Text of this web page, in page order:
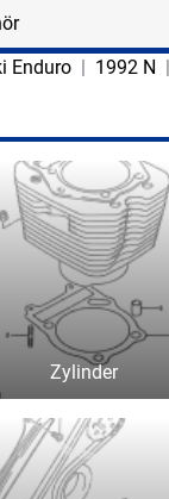
Enduro 1992 N
Zylinder